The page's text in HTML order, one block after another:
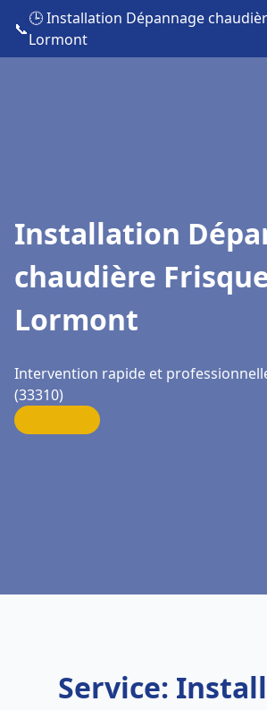
📞
🕒 Installation Dépannage
Lormont
Installation
chaudière
Lormont
Intervention rapide et
(33310)
Service: